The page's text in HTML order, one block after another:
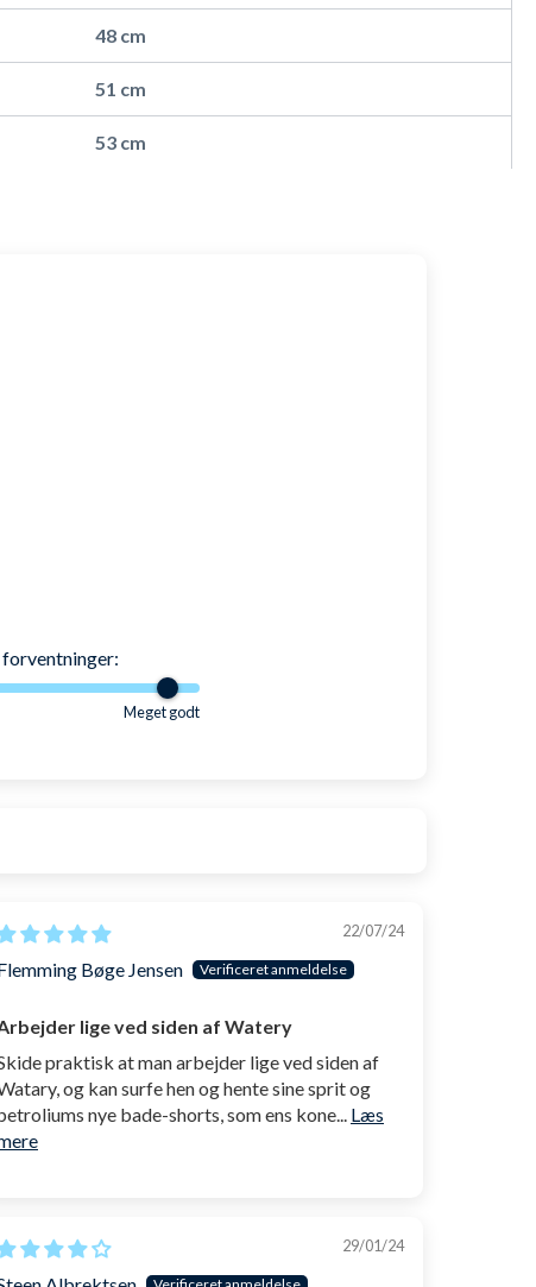
Vask dem så lidt som muligt.
48 cm
51 cm
53 cm
forventninger:
Meget godt
22/07/24
Bøge Jensen
lige ved siden af Watery
praktisk at man arbejder lige ved siden af
og kan surfe hen og hente sine sprit og
nye bade-shorts, som ens kone... Læs
29/01/24